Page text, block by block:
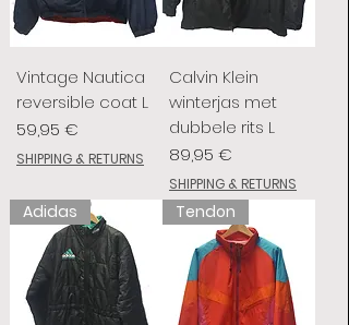
Vintage Nautica
reversible coat L
Prix
59,95 €
SHIPPING & RETURNS
Calvin Klein
winterjas met
dubbele rits L
Prix
89,95 €
SHIPPING & RETURNS
Adidas Tendon